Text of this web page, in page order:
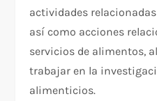
actividades
así como acciones
servicios de alimentos,
trabajar en la
alimenticios.